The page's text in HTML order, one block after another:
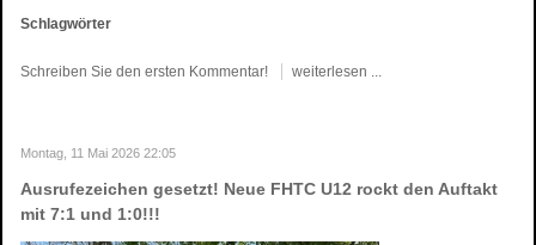
Schlagwörter
Schreiben Sie den ersten Kommentar! weiterlesen ...
Montag, 11 Mai 2026 22:05
Ausrufezeichen gesetzt! Neue FHTC U12 rockt den Auftakt
mit 7:1 und 1:0!!!